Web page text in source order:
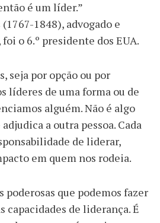
é um líder.”
1848), advogado e
o 6.º presidente dos EUA.
seja por opção ou por
líderes de uma forma ou de
alguém. Não é algo
a outra pessoa. Cada
de liderar,
em quem nos rodeia.
poderosas que podemos fazer
capacidades de liderança. É